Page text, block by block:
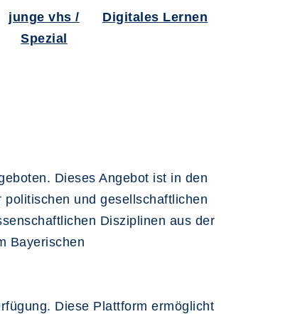
junge vhs /
Spezial
Digitales Lernen
Dieses Angebot ist in den
und gesellschaftlichen
Disziplinen aus der
Bayerischen
Diese Plattform ermöglicht